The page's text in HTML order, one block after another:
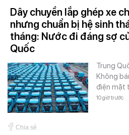
Dây chuyền lắp ghép xe
nhưng chuẩn bị hệ sinh
tháng: Nước đi đáng sợ
Quốc
Trung
Không
điện mặt
10 giờ trước
Chia sẻ